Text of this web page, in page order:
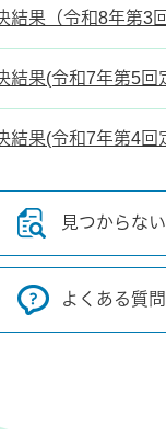
結果（令和8年第3
結果(令和7年第5回
結果(令和7年第4回
見つからな
よくある質